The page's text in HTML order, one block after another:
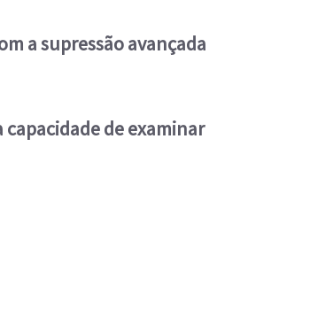
a supressão avançada
de examinar